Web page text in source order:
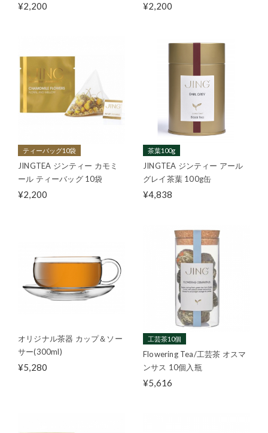
¥2,200 ¥2,200
ティーバッグ10袋
JINGTEA ジンティー カモミ
ール ティーバッグ 10袋
¥2,200
茶葉100g
JINGTEA ジンティー アール
グレイ茶葉 100g缶
¥4,838
オリジナル茶器 カップ＆ソー
サー(300ml)
¥5,280
工芸茶10個
Flowering Tea/工芸茶 オスマ
ンサス 10個入瓶
¥5,616